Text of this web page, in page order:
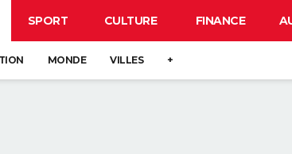
SPORT CULTURE FINANCE
MONDE VILLES +